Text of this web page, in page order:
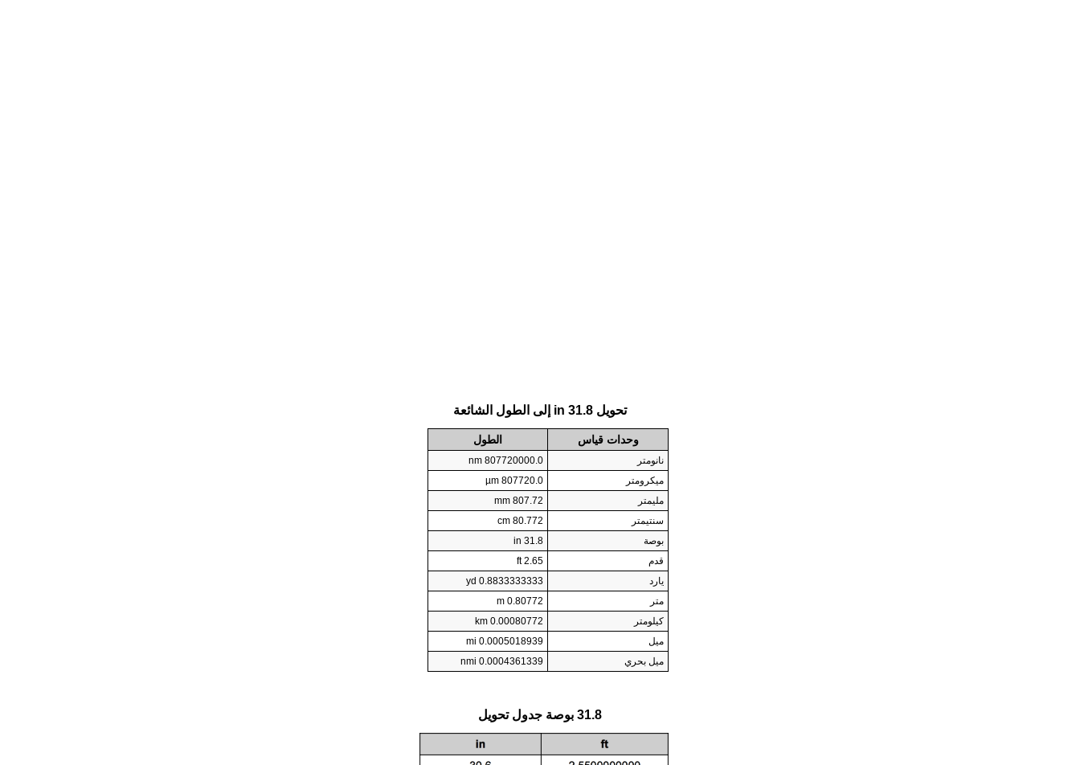
تحويل 31.8 in إلى الطول الشائعة
وحدات قياس الطول
نانومتر
807720000.0 nm
ميكرومتر
807720.0 µm
مليمتر
807.72 mm
سنتيمتر
80.772 cm
بوصة
31.8 in
قدم
2.65 ft
يارد
0.8833333333 yd
متر
0.80772 m
كيلومتر
0.00080772 km
ميل
0.0005018939 mi
ميل بحري
0.0004361339 nmi
31.8 بوصة جدول تحويل